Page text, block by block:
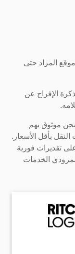
المزاد حتى
الإفراج عن
موثوق بهم
بأقل الأسعار.
تقديرات فورية
لمزودي الخدمات